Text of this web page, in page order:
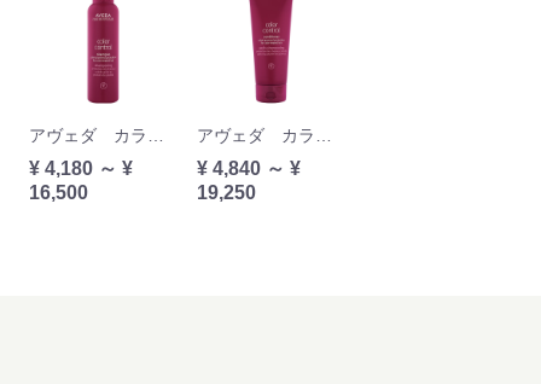
¥ 4,180 ～ ¥
16,500
¥ 4,840 ～ ¥
19,250